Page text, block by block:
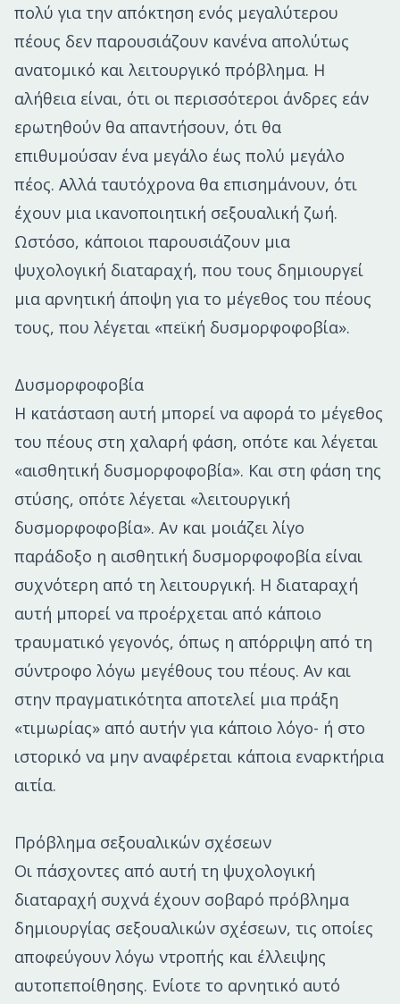
πολύ για την απόκτηση ενός μεγαλύτερου
πέους δεν παρουσιάζουν κανένα απολύτως
ανατομικό και λειτουργικό πρόβλημα. Η
αλήθεια είναι, ότι οι περισσότεροι άνδρες εάν
ερωτηθούν θα απαντήσουν, ότι θα
επιθυμούσαν ένα μεγάλο έως πολύ μεγάλο
πέος. Αλλά ταυτόχρονα θα επισημάνουν, ότι
έχουν μια ικανοποιητική σεξουαλική ζωή.
Ωστόσο, κάποιοι παρουσιάζουν μια
ψυχολογική διαταραχή, που τους δημιουργεί
μια αρνητική άποψη για το μέγεθος του πέους
τους, που λέγεται «πεϊκή δυσμορφοφοβία».
Δυσμορφοφοβία
Η κατάσταση αυτή μπορεί να αφορά το μέγεθος
του πέους στη χαλαρή φάση, οπότε και λέγεται
«αισθητική δυσμορφοφοβία». Και στη φάση της
στύσης, οπότε λέγεται «λειτουργική
δυσμορφοφοβία». Αν και μοιάζει λίγο
παράδοξο η αισθητική δυσμορφοφοβία είναι
συχνότερη από τη λειτουργική. Η διαταραχή
αυτή μπορεί να προέρχεται από κάποιο
τραυματικό γεγονός, όπως η απόρριψη από τη
σύντροφο λόγω μεγέθους του πέους. Αν και
στην πραγματικότητα αποτελεί μια πράξη
«τιμωρίας» από αυτήν για κάποιο λόγο- ή στο
ιστορικό να μην αναφέρεται κάποια εναρκτήρια
αιτία.
Πρόβλημα σεξουαλικών σχέσεων
Οι πάσχοντες από αυτή τη ψυχολογική
διαταραχή συχνά έχουν σοβαρό πρόβλημα
δημιουργίας σεξουαλικών σχέσεων, τις οποίες
αποφεύγουν λόγω ντροπής και έλλειψης
αυτοπεποίθησης. Ενίοτε το αρνητικό αυτό